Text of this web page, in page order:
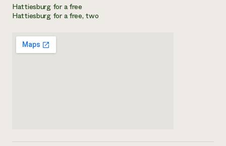
Hattiesburg for a free
Hattiesburg for a free, two